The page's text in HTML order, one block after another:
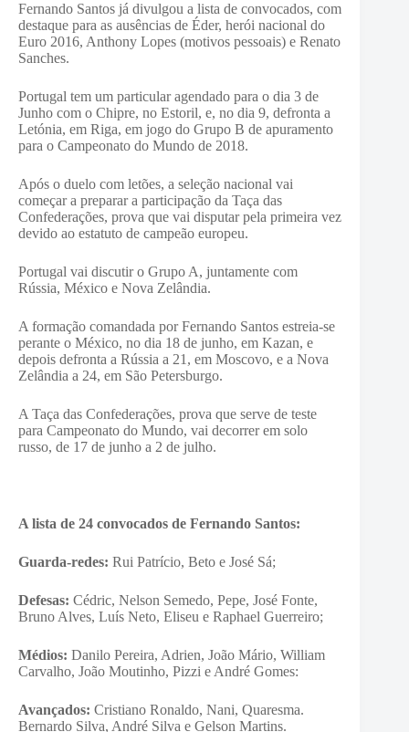
Fernando Santos já divulgou a lista de convocados, com
destaque para as ausências de Éder, herói nacional do
Euro 2016, Anthony Lopes (motivos pessoais) e Renato
Sanches.
Portugal tem um particular agendado para o dia 3 de
Junho com o Chipre, no Estoril, e, no dia 9, defronta a
Letónia, em Riga, em jogo do Grupo B de apuramento
para o Campeonato do Mundo de 2018.
Após o duelo com letões, a seleção nacional vai
começar a preparar a participação da Taça das
Confederações, prova que vai disputar pela primeira vez
devido ao estatuto de campeão europeu.
Portugal vai discutir o Grupo A, juntamente com
Rússia, México e Nova Zelândia.
A formação comandada por Fernando Santos estreia-se
perante o México, no dia 18 de junho, em Kazan, e
depois defronta a Rússia a 21, em Moscovo, e a Nova
Zelândia a 24, em São Petersburgo.
A Taça das Confederações, prova que serve de teste
para Campeonato do Mundo, vai decorrer em solo
russo, de 17 de junho a 2 de julho.
A lista de 24 convocados de Fernando Santos:
Guarda-redes: Rui Patrício, Beto e José Sá;
Defesas: Cédric, Nelson Semedo, Pepe, José Fonte,
Bruno Alves, Luís Neto, Eliseu e Raphael Guerreiro;
Médios: Danilo Pereira, Adrien, João Mário, William
Carvalho, João Moutinho, Pizzi e André Gomes:
Avançados: Cristiano Ronaldo, Nani, Quaresma.
Bernardo Silva, André Silva e Gelson Martins.